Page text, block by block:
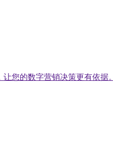
您的数字营销决策更有依据。